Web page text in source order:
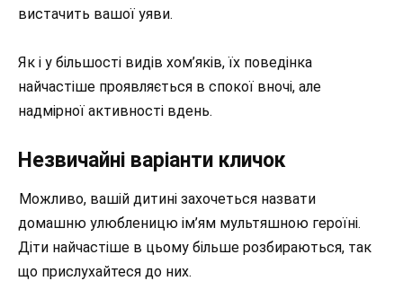
вистачить вашої уяви.
Як і у більшості видів хом’яків, їх поведінка
найчастіше проявляється в спокої вночі, але
надмірної активності вдень.
Незвичайні варіанти кличок
Можливо, вашій дитині захочеться назвати
домашню улюбленицю ім’ям мультяшною героїні.
Діти найчастіше в цьому більше розбираються, так
що прислухайтеся до них.